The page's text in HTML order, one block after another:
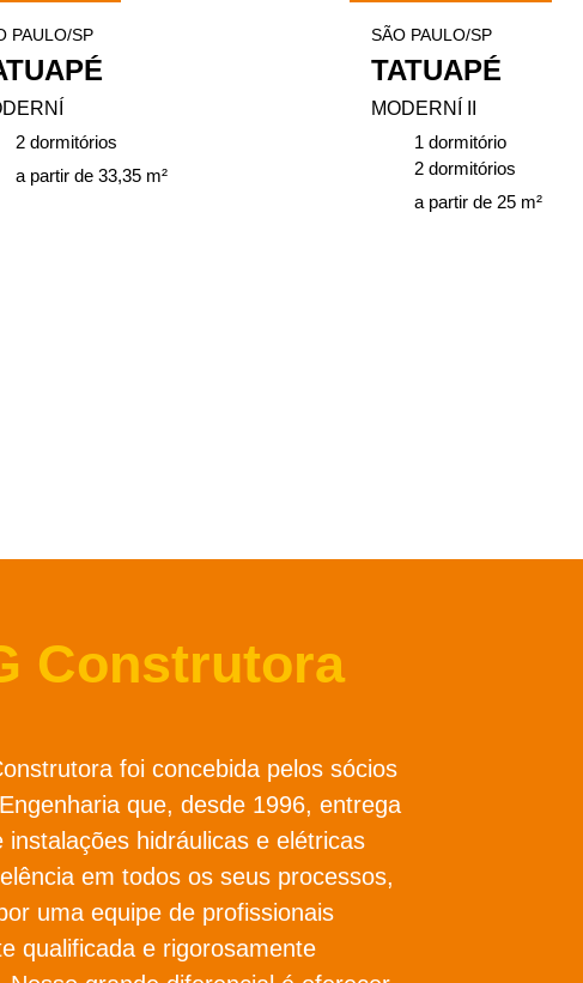
PAULO/SP
2 dormitórios
a partir de 33,35 m²
SÃO PAULO/SP
TATUAPÉ
MODERNÍ II
1 dormitório
2 dormitórios
a partir de 25 m²
Construtora
foi concebida pelos sócios
que, desde 1996, entrega
instalações hidráulicas e elétricas
em todos os seus processos,
uma equipe de profissionais
qualificada e rigorosamente